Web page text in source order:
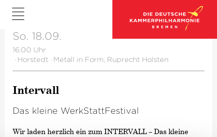
So. 18.09.
16.00 Uhr
· Horstedt · Metall in Form, Ruprecht Holsten
Intervall
Das kleine WerkStattFestival
Wir laden herzlich ein zum INTERVALL – Das kleine